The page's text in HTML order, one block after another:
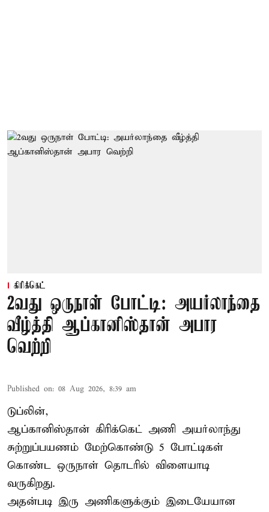
கிரிக்கெட்
2வது ஒருநாள் போட்டி: அயர்லாந்தை
வீழ்த்தி ஆப்கானிஸ்தான் அபார
வெற்றி
Published on: 08 Aug 2026, 8:39 am
டுப்லின்,
ஆப்கானிஸ்தான் கிரிக்கெட் அணி அயர்லாந்து
சுற்றுப்பயணம் மேற்கொண்டு 5 போட்டிகள்
கொண்ட ஒருநாள் தொடரில் விளையாடி
வருகிறது.
அதன்படி இரு அணிகளுக்கும் இடையேயான